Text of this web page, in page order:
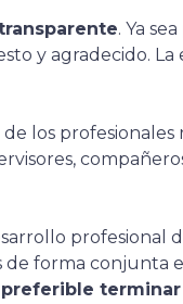
. Ya
y agradecido. La
los profesionales
profesional
de forma conjunta
preferible